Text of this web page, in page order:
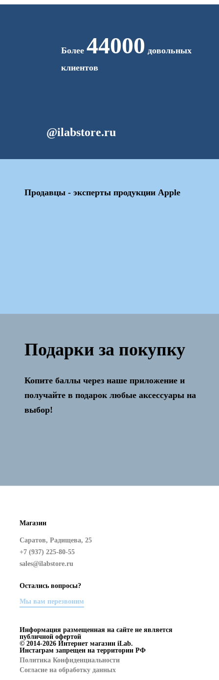
Более 44000 довольных
клиентов
@ilabstore.ru
Продавцы - эксперты продукции Apple
Активация и настройка бесплатно!
Подарки за покупку
Копите баллы через наше приложение и
получайте в подарок любые аксессуары на
выбор!
Магазин
Саратов, Радищева, 25
+7 (937) 225-80-55
sales@ilabstore.ru
Политика Конфиденциальности
Согласие на обработку данных
Остались вопросы?
Мы вам перезвоним
Информация размещенная на сайте не является
публичной офертой
© 2014-2026 Интернет магазин iLab.
Инстаграм запрещен на территории РФ